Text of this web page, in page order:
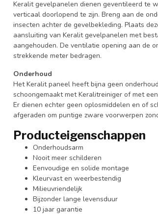
Keralit gevelpanelen dienen geventileerd te
verticaal doorlopend te zijn. Breng aan de
insecten achter de gevelbekleding. Plaats
aansluiting van Keralit gevelpanelen met
aangehouden. De ventilatie opening aan de
strekkende meter bedragen.
Onderhoud
Het Keralit paneel heeft bijna geen
schoongemaakt met Keralitreiniger of met
Er dienen echter geen oplosmiddelen en of
afgeraden om puntige zware voorwerpen
Producteigenschappen
Onderhoudsarm
Nooit meer schilderen
Eenvoudige en solide montage
Kleurvast en weerbestendig
Milieuvriendelijk
Bijzonder lange levensduur
10 jaar garantie